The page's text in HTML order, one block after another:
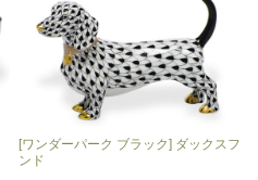
[ワンダーパーク ブラック] ダックスフ
ンド